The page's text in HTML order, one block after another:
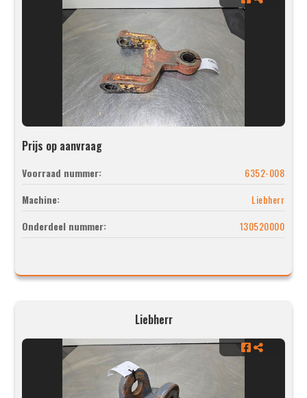
Prijs op aanvraag
Voorraad nummer:
6352-008
Machine:
Liebherr
Onderdeel nummer:
130520000
Liebherr